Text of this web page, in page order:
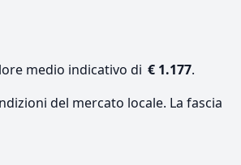
medio indicativo di € 1.177.
del mercato locale. La fascia